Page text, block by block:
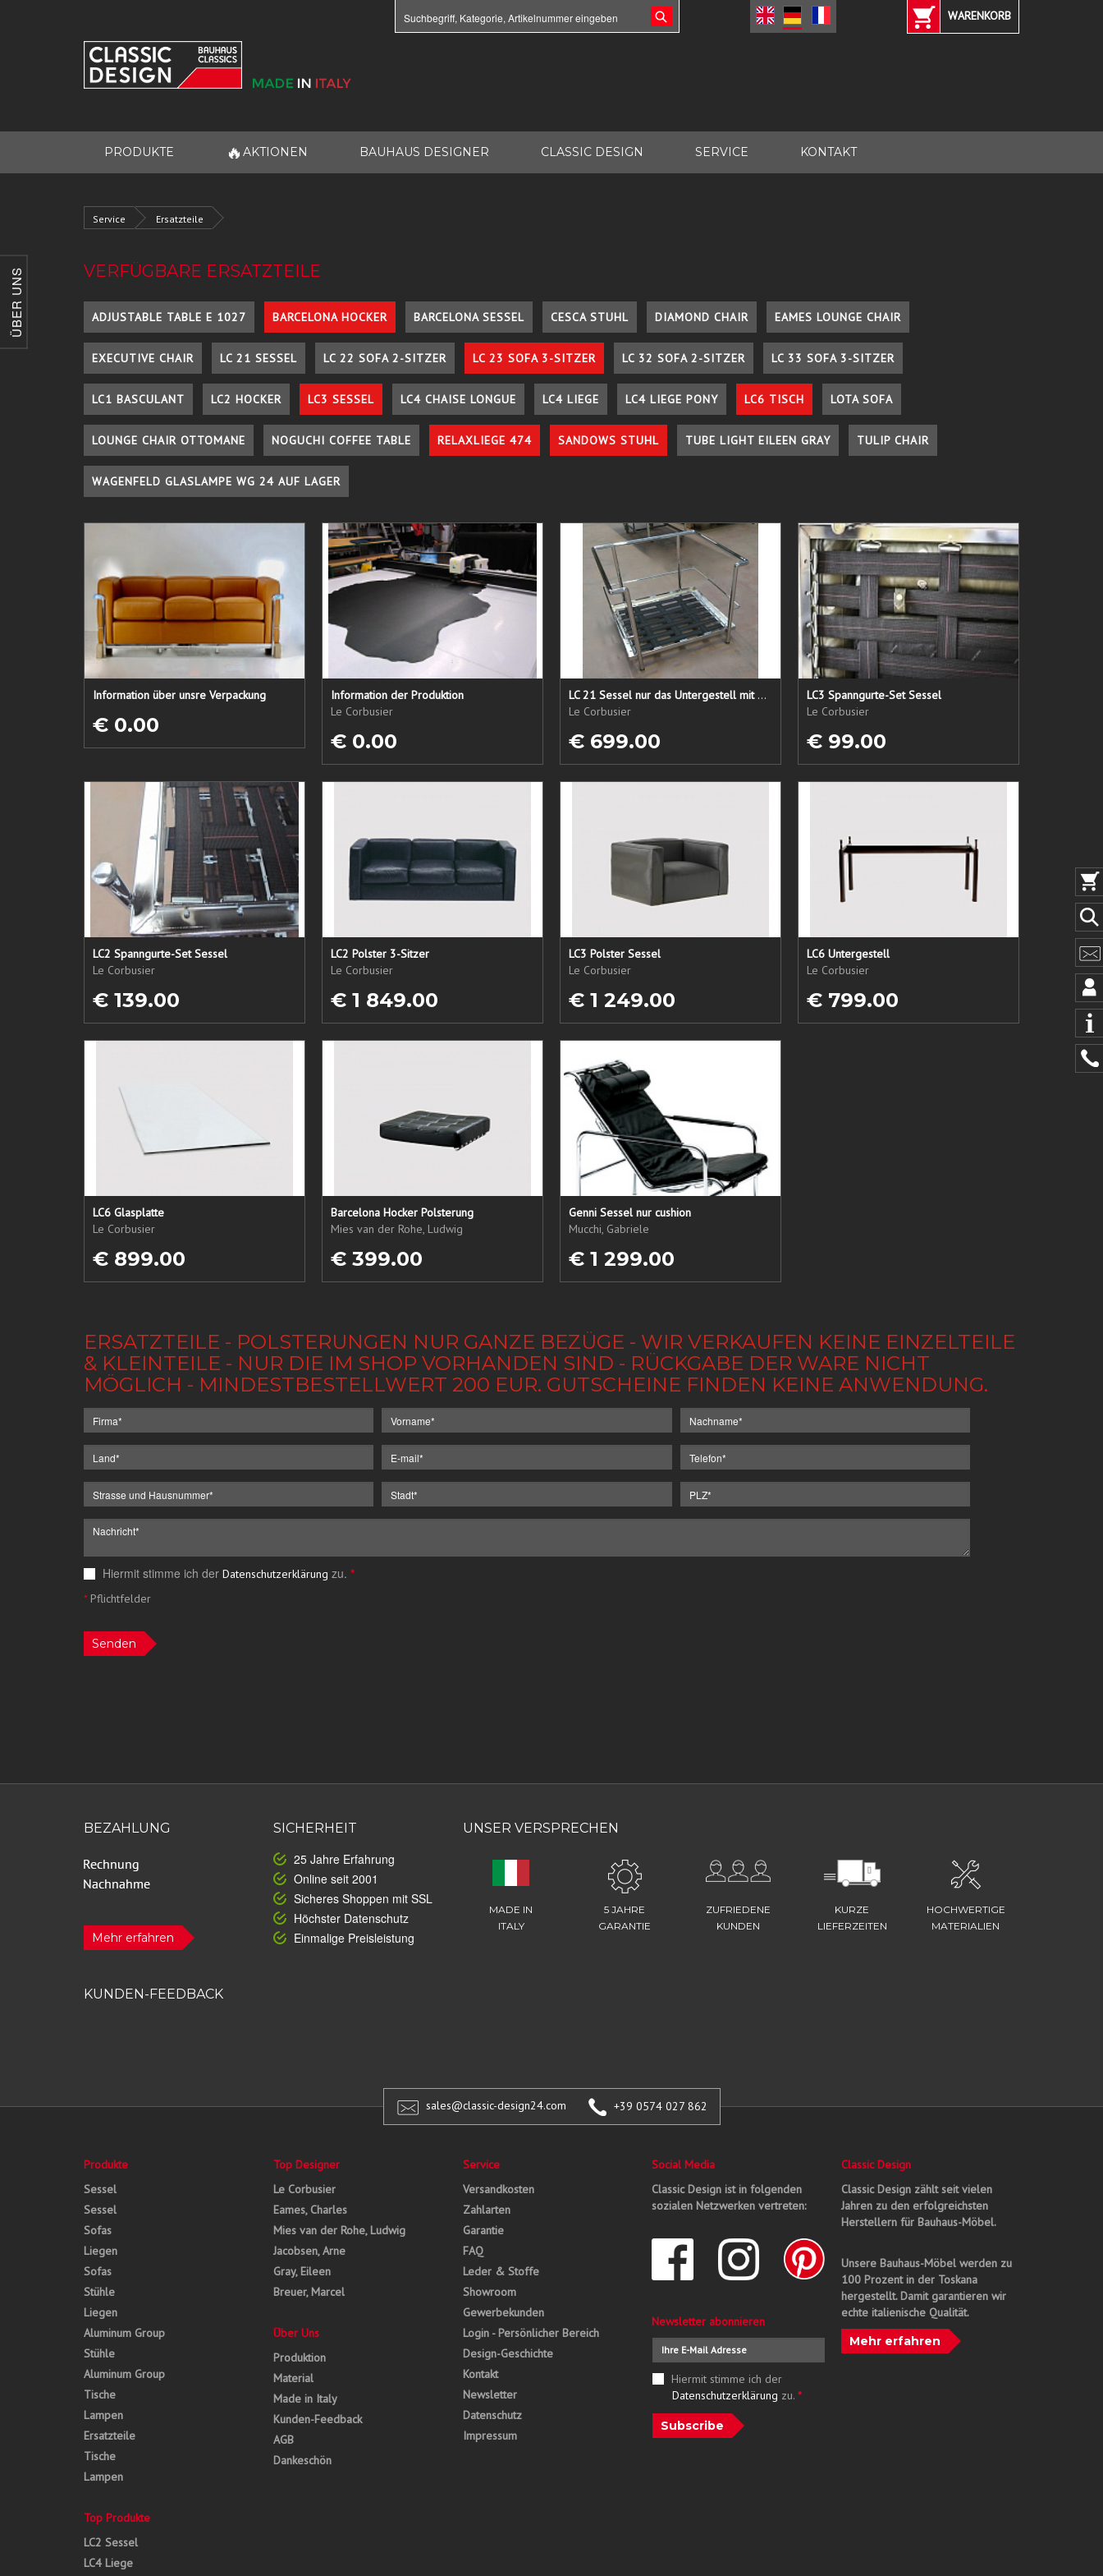
ÜBER UNS
WARENKORB
PRODUKTE 🔥 AKTIONEN BAUHAUS DESIGNER CLASSIC DESIGN SERVICE KONTAKT
Service Ersatzteile
VERFÜGBARE ERSATZTEILE
ADJUSTABLE TABLE E 1027 BARCELONA HOCKER BARCELONA SESSEL CESCA STUHL DIAMOND CHAIR EAMES LOUNGE CHAIR
EXECUTIVE CHAIR LC 21 SESSEL LC 22 SOFA 2-SITZER LC 23 SOFA 3-SITZER LC 32 SOFA 2-SITZER LC 33 SOFA 3-SITZER
LC1 BASCULANT LC2 HOCKER LC3 SESSEL LC4 CHAISE LONGUE LC4 LIEGE LC4 LIEGE PONY LC6 TISCH LOTA SOFA
LOUNGE CHAIR OTTOMANE NOGUCHI COFFEE TABLE RELAXLIEGE 474 SANDOWS STUHL TUBE LIGHT EILEEN GRAY TULIP CHAIR
WAGENFELD GLASLAMPE WG 24 AUF LAGER
Information über unsre Verpackung
€ 0.00
Information der Produktion
Le Corbusier
€ 0.00
LC 21 Sessel nur das Untergestell mit elastischen Straps
Le Corbusier
€ 699.00
LC3 Spanngurte-Set Sessel
Le Corbusier
€ 99.00
LC2 Spanngurte-Set Sessel
Le Corbusier
€ 139.00
LC2 Polster 3-Sitzer
Le Corbusier
€ 1 849.00
LC3 Polster Sessel
Le Corbusier
€ 1 249.00
LC6 Untergestell
Le Corbusier
€ 799.00
LC6 Glasplatte
Le Corbusier
€ 899.00
Barcelona Hocker Polsterung
Mies van der Rohe, Ludwig
€ 399.00
Genni Sessel nur cushion
Mucchi, Gabriele
€ 1 299.00
ERSATZTEILE - POLSTERUNGEN NUR GANZE BEZÜGE - WIR VERKAUFEN KEINE EINZELTEILE
& KLEINTEILE - NUR DIE IM SHOP VORHANDEN SIND - RÜCKGABE DER WARE NICHT
MÖGLICH - MINDESTBESTELLWERT 200 EUR. GUTSCHEINE FINDEN KEINE ANWENDUNG.
Hiermit stimme ich der Datenschutzerklärung zu. *
*Pflichtfelder
Senden
BEZAHLUNG
Mehr erfahren
SICHERHEIT
25 Jahre Erfahrung
Online seit 2001
Sicheres Shoppen mit SSL
Höchster Datenschutz
Einmalige Preisleistung
UNSER VERSPRECHEN
MADE IN
ITALY
5 JAHRE
GARANTIE
ZUFRIEDENE
KUNDEN
KURZE
LIEFERZEITEN
HOCHWERTIGE
MATERIALIEN
KUNDEN-FEEDBACK
sales@classic-design24.com +39 0574 027 862
Produkte
Sessel
Sessel
Sofas
Liegen
Sofas
Stühle
Liegen
Aluminum Group
Stühle
Aluminum Group
Tische
Lampen
Ersatzteile
Tische
Lampen
Top Produkte
LC2 Sessel
LC4 Liege
Top Designer
Le Corbusier
Eames, Charles
Mies van der Rohe, Ludwig
Jacobsen, Arne
Gray, Eileen
Breuer, Marcel
Über Uns
Produktion
Material
Made in Italy
Kunden-Feedback
AGB
Dankeschön
Service
Versandkosten
Zahlarten
Garantie
FAQ
Leder & Stoffe
Showroom
Gewerbekunden
Login - Persönlicher Bereich
Design-Geschichte
Kontakt
Newsletter
Datenschutz
Impressum
Social Media
Classic Design ist in folgenden
sozialen Netzwerken vertreten:
Newsletter abonnieren
Hiermit stimme ich der
Datenschutzerklärung zu. *
Subscribe
Classic Design
Classic Design zählt seit vielen
Jahren zu den erfolgreichsten
Herstellern für Bauhaus-Möbel.
Unsere Bauhaus-Möbel werden zu
100 Prozent in der Toskana
hergestellt. Damit garantieren wir
echte italienische Qualität.
Mehr erfahren